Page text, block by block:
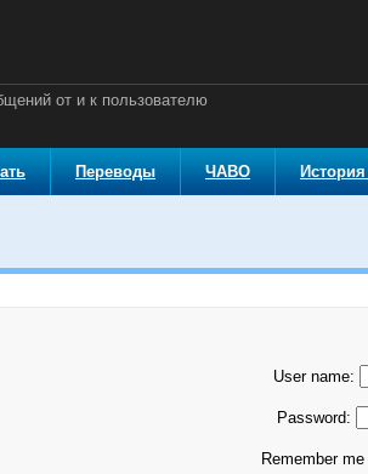
от и к пользователю
Переводы ЧАВО
User name:
Password:
Remember